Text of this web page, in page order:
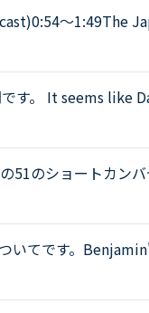
industry and
す。 It seems like
the matter?
51のショートカン
evening.Daniel
いてです。